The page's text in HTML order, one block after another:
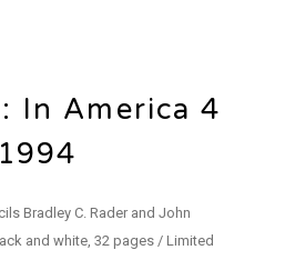
In America 4
1994
Bradley C. Rader and John
and white, 32 pages / Limited